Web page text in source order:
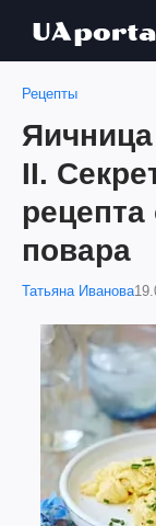
Рецепты
II.
рецепта
повара
Татьяна Иванова